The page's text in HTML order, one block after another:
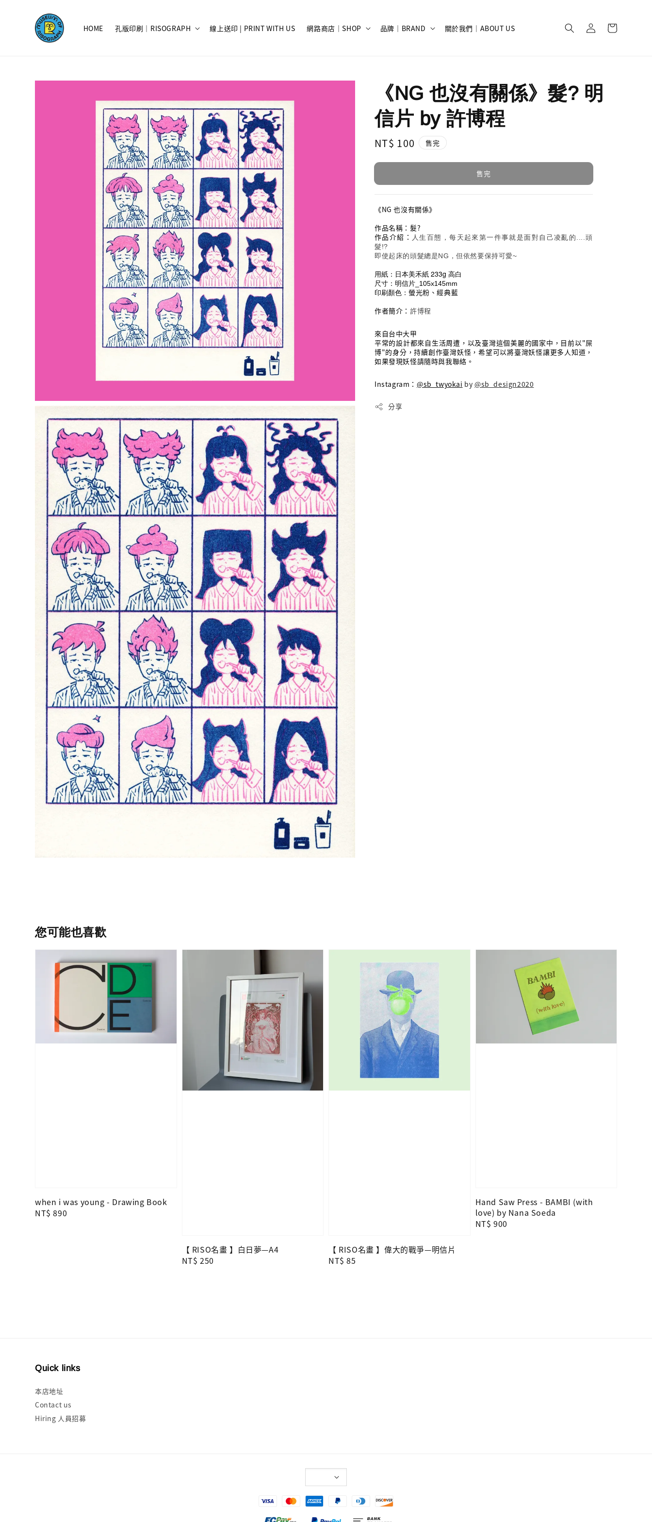
HOME 孔版印刷｜RISOGRAPH 線上送印 | PRINT WITH US 網路商店｜SHOP 品牌｜BRAND 關於我們｜ABOUT US
《NG 也沒有關係》髮? 明
信片 by 許博程
Regular
NT$ 100 售完
售完
《NG 也沒有關係》
作品名稱：髮?
作品介紹：
人生百態，每天起來第一件事就是面對自己凌亂的....頭
髮!?
即使起床的頭髮總是NG，但依然要保持可愛~
用紙：日本美禾紙 233g 高白
尺寸：明信片_ 105x145mm
印刷顏色： 螢光粉、經典藍
作者簡介： 許博程
來自台中大甲
平常的設計都來自生活周遭，以及臺灣這個美麗的國家中，目前以"屎
博"的身分，持續創作臺灣妖怪，希望可以將臺灣妖怪讓更多人知道，
如果發現妖怪請隨時與我聯絡。
Instagram： @sb_twyokai by @sb_design2020
分享
您可能也喜歡
when i was young - Drawing Book
Regular
NT$ 890
【 RISO名畫 】白日夢—A4
Regular
NT$ 250
【 RISO名畫 】偉大的戰爭—明信片
Regular
NT$ 85
Hand Saw Press - BAMBI (with
love) by Nana Soeda
Regular
NT$ 900
Quick links
本店地址
Contact us
Hiring 人員招募